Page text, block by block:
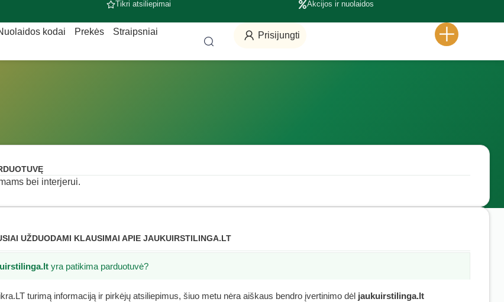
Tikri atsiliepimai Akcijos ir nuolaidos
kodai Prekės Straipsniai Prisijungti
bei interjerui.
UŽDUODAMI KLAUSIMAI APIE JAUKUIRSTILINGA.LT
yra patikima parduotuvė?
turimą informaciją ir pirkėjų atsiliepimus, šiuo metu nėra aiškaus bendro įvertinimo dėl jaukuirstilinga.lt